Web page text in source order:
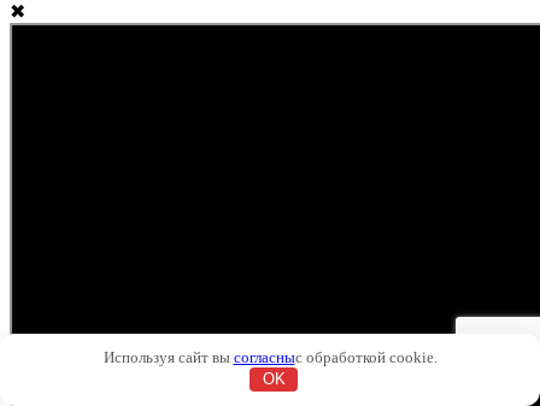
✖
Используя сайт вы согласныс обработкой cookie.
OK